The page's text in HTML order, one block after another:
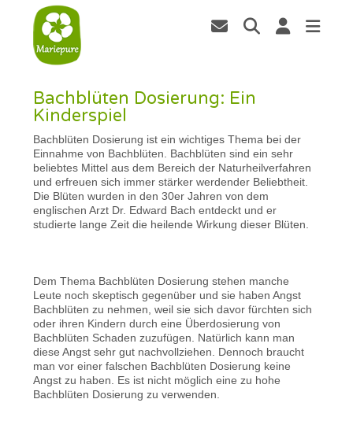
Bachblüten Dosierung: Ein
Kinderspiel
Bachblüten Dosierung ist ein wichtiges Thema bei der
Einnahme von Bachblüten. Bachblüten sind ein sehr
beliebtes Mittel aus dem Bereich der Naturheilverfahren
und erfreuen sich immer stärker werdender Beliebtheit.
Die Blüten wurden in den 30er Jahren von dem
englischen Arzt Dr. Edward Bach entdeckt und er
studierte lange Zeit die heilende Wirkung dieser Blüten.
Dem Thema Bachblüten Dosierung stehen manche
Leute noch skeptisch gegenüber und sie haben Angst
Bachblüten zu nehmen, weil sie sich davor fürchten sich
oder ihren Kindern durch eine Überdosierung von
Bachblüten Schaden zuzufügen. Natürlich kann man
diese Angst sehr gut nachvollziehen. Dennoch braucht
man vor einer falschen Bachblüten Dosierung keine
Angst zu haben. Es ist nicht möglich eine zu hohe
Bachblüten Dosierung zu verwenden.